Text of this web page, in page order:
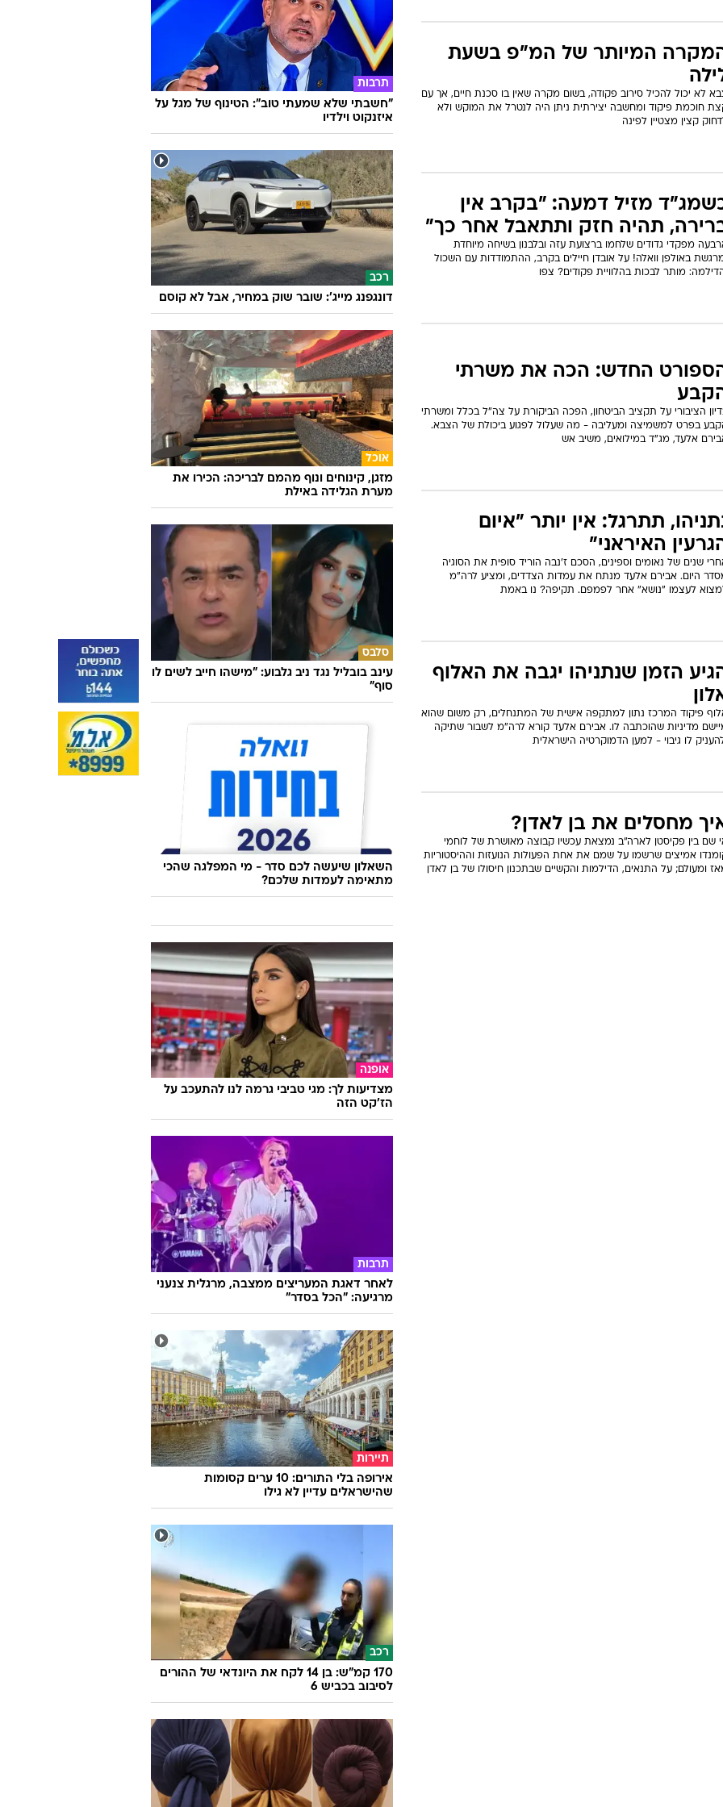
המיותר של המ"פ בשעת
לא יכול להכיל סירוב פקודה, בשום מקרה שאין בו סכנת חיים, אך עם
חוכמת פיקוד ומחשבה יצירתית ניתן היה לנטרל את המוקש ולא
קצין מצטיין לפינה
מזיל דמעה: "בקרב אין
תהיה חזק ותתאבל אחר כך"
מפקדי גדודים שלחמו ברצועת עזה ובלבנון בשיחה מיוחדת
באולפן וואלה! על אובדן חיילים בקרב, ההתמודדות עם השכול
מותר לבכות בהלוויית פקודים? צפו
החדש: הכה את משרתי
הציבורי על תקציב הביטחון, הפכה הביקורת על צה"ל בכלל ומשרתי
בפרט למשמיצה ומעליבה - מה שעלול לפגוע ביכולת של הצבא.
אלעד, מג"ד במילואים, משיב אש
תתרגל: אין יותר "איום
האיראני"
שנים של נאומים וספינים, הסכם ז'נבה הוריד סופית את הסוגיה
היום. אבירם אלעד מנתח את עמדות הצדדים, ומציע לרה"מ
לעצמו "נושא" אחר לפמפם. תקיפה? נו באמת
הזמן שנתניהו יגבה את האלוף
פיקוד המרכז נתון למתקפה אישית של המתנחלים, רק משום שהוא
מדיניות שהוכתבה לו. אבירם אלעד קורא לרה"מ לשבור שתיקה
לו גיבוי - למען הדמוקרטיה הישראלית
מחסלים את בן לאדן?
שם בין פקיסטן לארה"ב נמצאת עכשיו קבוצה מאושרת של לוחמי
אמיצים שרשמו על שמם את אחת הפעולות הנועזות וההיסטוריות
ומעולם; על התנאים, הדילמות והקשיים שבתכנון חיסולו של בן לאדן
תרבות
"חשבתי שלא שמעתי טוב": הטינוף של מגל על
איזנקוט וילדיו
רכב
דונגפנג מייג': שובר שוק במחיר, אבל לא קוסם
אוכל
מזגן, קינוחים ונוף מהמם לבריכה: הכירו את
מערת הגלידה באילת
סלבס
עינב בובליל נגד ניב גלבוע: "מישהו חייב לשים לו
סוף"
השאלון שיעשה לכם סדר - מי המפלגה שהכי
מתאימה לעמדות שלכם?
אופנה
מצדיעות לך: מגי טביבי גרמה לנו להתעכב על
הז'קט הזה
תרבות
לאחר דאגת המעריצים ממצבה, מרגלית צנעני
מרגיעה: "הכל בסדר"
תיירות
אירופה בלי התורים: 10 ערים קסומות
שהישראלים עדיין לא גילו
רכב
170 קמ"ש: בן 14 לקח את היונדאי של ההורים
לסיבוב בכביש 6